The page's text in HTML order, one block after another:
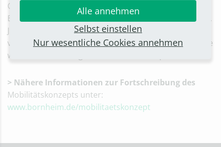
CitykeyApp im Bereich „News“. Die Online-
Bürgerbeteiligung zum Thema „Mobilität“ ist bis zum 2.
Juli 2023 freigeschaltet. Danach werden die
verschiedenen Punkte aufgenommen und fließen in die
weitere Bearbeitung des Mobilitätskonzepts ein.
> Nähere Informationen zur Fortschreibung des
Mobilitätskonzepts unter:
www.bornheim.de/mobilitaetskonzept
Alle annehmen
Selbst einstellen
Nur wesentliche Cookies annehmen